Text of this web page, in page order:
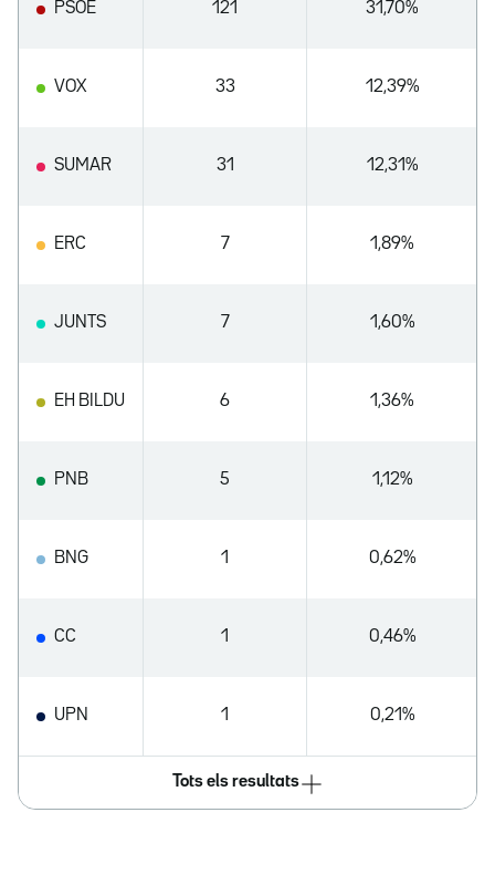
PSOE 121 31,70%
VOX 33 12,39%
SUMAR 31 12,31%
ERC 7 1,89%
JUNTS 7 1,60%
EH BILDU 6 1,36%
PNB 5 1,12%
BNG 1 0,62%
CC 1 0,46%
UPN 1 0,21%
Tots els resultats